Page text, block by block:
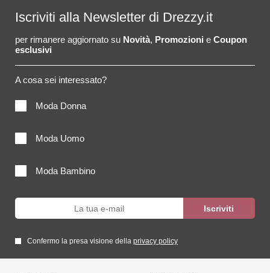
Iscriviti alla Newsletter di Drezzy.it
per rimanere aggiornato su Novità, Promozioni e Coupon
esclusivi
A cosa sei interessato?
Moda Donna
Moda Uomo
Moda Bambino
Confermo la presa visione della privacy policy